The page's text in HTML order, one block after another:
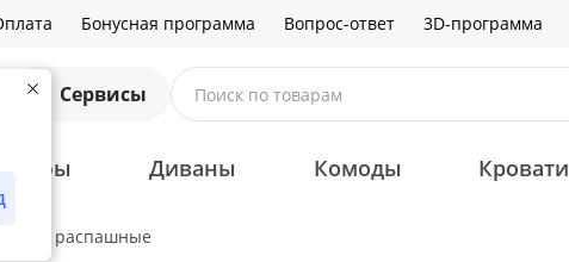
Бонусная программа Вопрос-ответ 3D-программа
Сервисы Поиск по товарам
Шкафы Диваны Комоды Кровати
Шкафы распашные